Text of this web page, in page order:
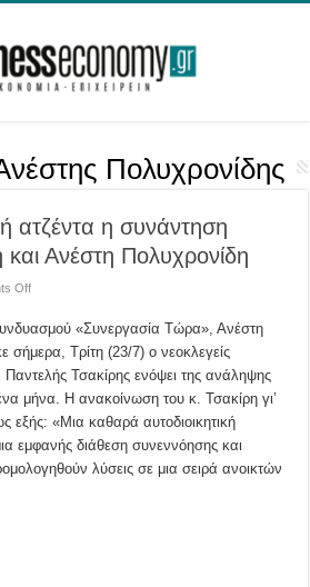
Πολυχρονίδης
ατζέντα η συνάντηση
και Ανέστη Πολυχρονίδη
Offon
ατζέντα
συνάντηση
Παντελή
Τσακίρη
και
Ανέστη
Πολυχρονίδη
«Συνεργασία Τώρα», Ανέστη
σήμερα, Τρίτη (23/7) ο νεοκλεγείς
Τσακίρης ενόψει της ανάληψης
μήνα. Η ανακοίνωση του κ. Τσακίρη γι’
εξής: «Μια καθαρά αυτοδιοικητική
εμφανής διάθεση συνεννόησης και
λύσεις σε μια σειρά ανοικτών